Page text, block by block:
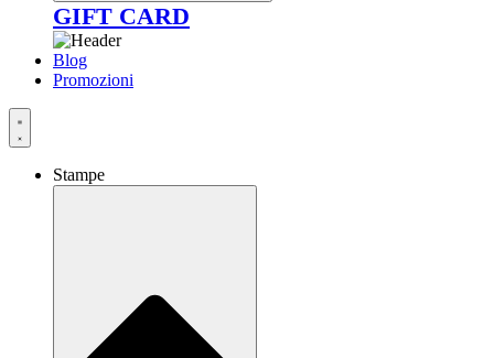
GIFT CARD
Blog
Promozioni
Stampe